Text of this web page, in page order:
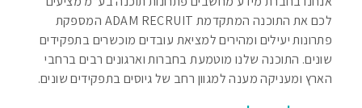
לכם את התוכנה המתקדמת ADAM RECRUIT המספקת
פתרונות יעילים ומהירים למציאת עובדים מוכשרים בתפקידים
שונים. התוכנה שלנו מוטמעת בחברות וארגונים רבים ברחבי
הארץ ומעניקה מענה למגוון רחב של גיוסים בתפקידים שונים.